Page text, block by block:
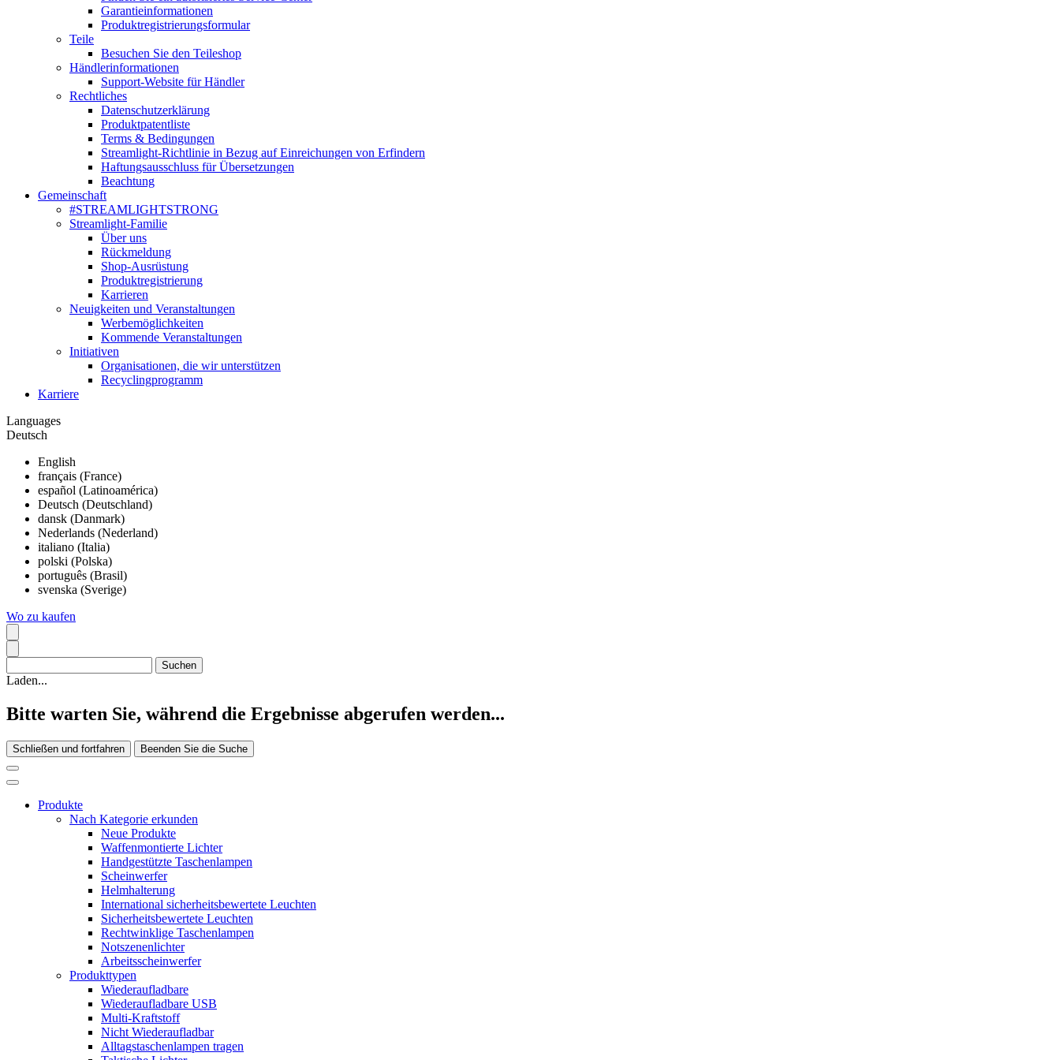
Garantieinformationen
Produktregistrierungsformular
Teile
Besuchen Sie den Teileshop
Händlerinformationen
Support-Website für Händler
Rechtliches
Datenschutzerklärung
Produktpatentliste
Terms & Bedingungen
Streamlight-Richtlinie in Bezug auf Einreichungen von Erfindern
Haftungsausschluss für Übersetzungen
Beachtung
Gemeinschaft
#STREAMLIGHTSTRONG
Streamlight-Familie
Über uns
Rückmeldung
Shop-Ausrüstung
Produktregistrierung
Karrieren
Neuigkeiten und Veranstaltungen
Werbemöglichkeiten
Kommende Veranstaltungen
Initiativen
Organisationen, die wir unterstützen
Recyclingprogramm
Karriere
Languages
Deutsch
English
français (France)
español (Latinoamérica)
Deutsch (Deutschland)
dansk (Danmark)
Nederlands (Nederland)
italiano (Italia)
polski (Polska)
português (Brasil)
svenska (Sverige)
Wo zu kaufen
Laden...
Bitte warten Sie, während die Ergebnisse abgerufen werden...
Schließen und fortfahren Beenden Sie die Suche
Produkte
Nach Kategorie erkunden
Neue Produkte
Waffenmontierte Lichter
Handgestützte Taschenlampen
Scheinwerfer
Helmhalterung
International sicherheitsbewertete Leuchten
Sicherheitsbewertete Leuchten
Rechtwinklige Taschenlampen
Notszenenlichter
Arbeitsscheinwerfer
Produkttypen
Wiederaufladbare
Wiederaufladbare USB
Multi-Kraftstoff
Nicht Wiederaufladbar
Alltagstaschenlampen tragen